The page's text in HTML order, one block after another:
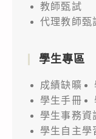
教師甄試
代理教師甄
學生專區
成績缺曠
學生手冊
學生事務資
學生自主學